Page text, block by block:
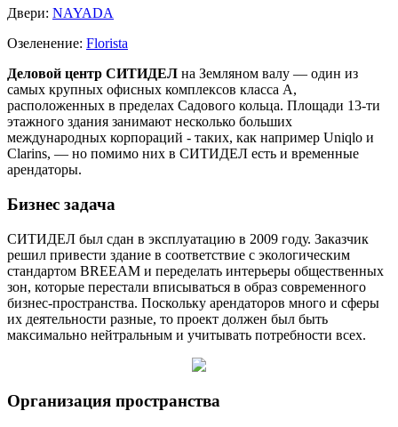
Двери: NAYADA
Озеленение: Florista
Деловой центр СИТИДЕЛ на Земляном валу — один из
самых крупных офисных комплексов класса А,
расположенных в пределах Садового кольца. Площади 13-ти
этажного здания занимают несколько больших
международных корпораций - таких, как например Uniqlo и
Clarins, — но помимо них в СИТИДЕЛ есть и временные
арендаторы.
Бизнес задача
СИТИДЕЛ был сдан в эксплуатацию в 2009 году. Заказчик
решил привести здание в соответствие с экологическим
стандартом BREEAM и переделать интерьеры общественных
зон, которые перестали вписываться в образ современного
бизнес-пространства. Поскольку арендаторов много и сферы
их деятельности разные, то проект должен был быть
максимально нейтральным и учитывать потребности всех.
Организация пространства